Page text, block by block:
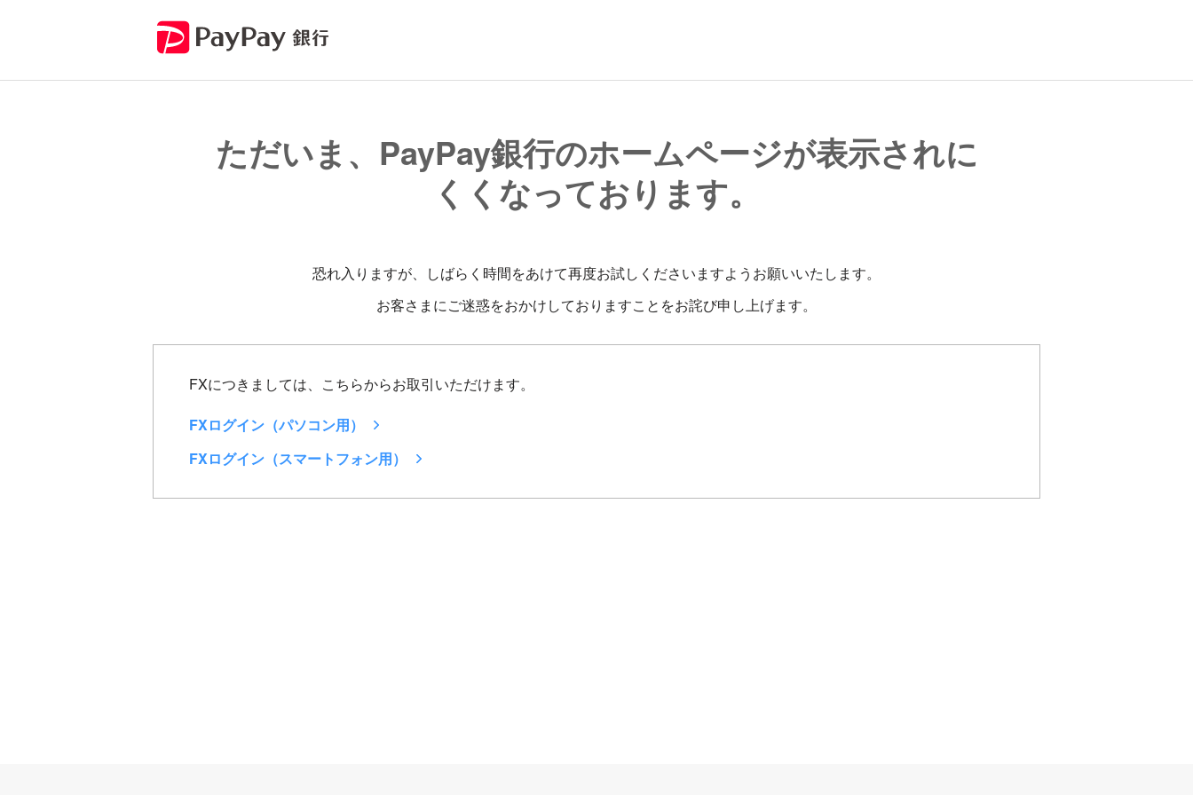
ただいま、PayPay銀行のホームページが表示されに
くくなっております。
恐れ入りますが、しばらく時間をあけて再度お試しくださいますようお願いいたします。
お客さまにご迷惑をおかけしておりますことをお詫び申し上げます。
FXにつきましては、こちらからお取引いただけます。
FXログイン（パソコン用）
FXログイン（スマートフォン用）